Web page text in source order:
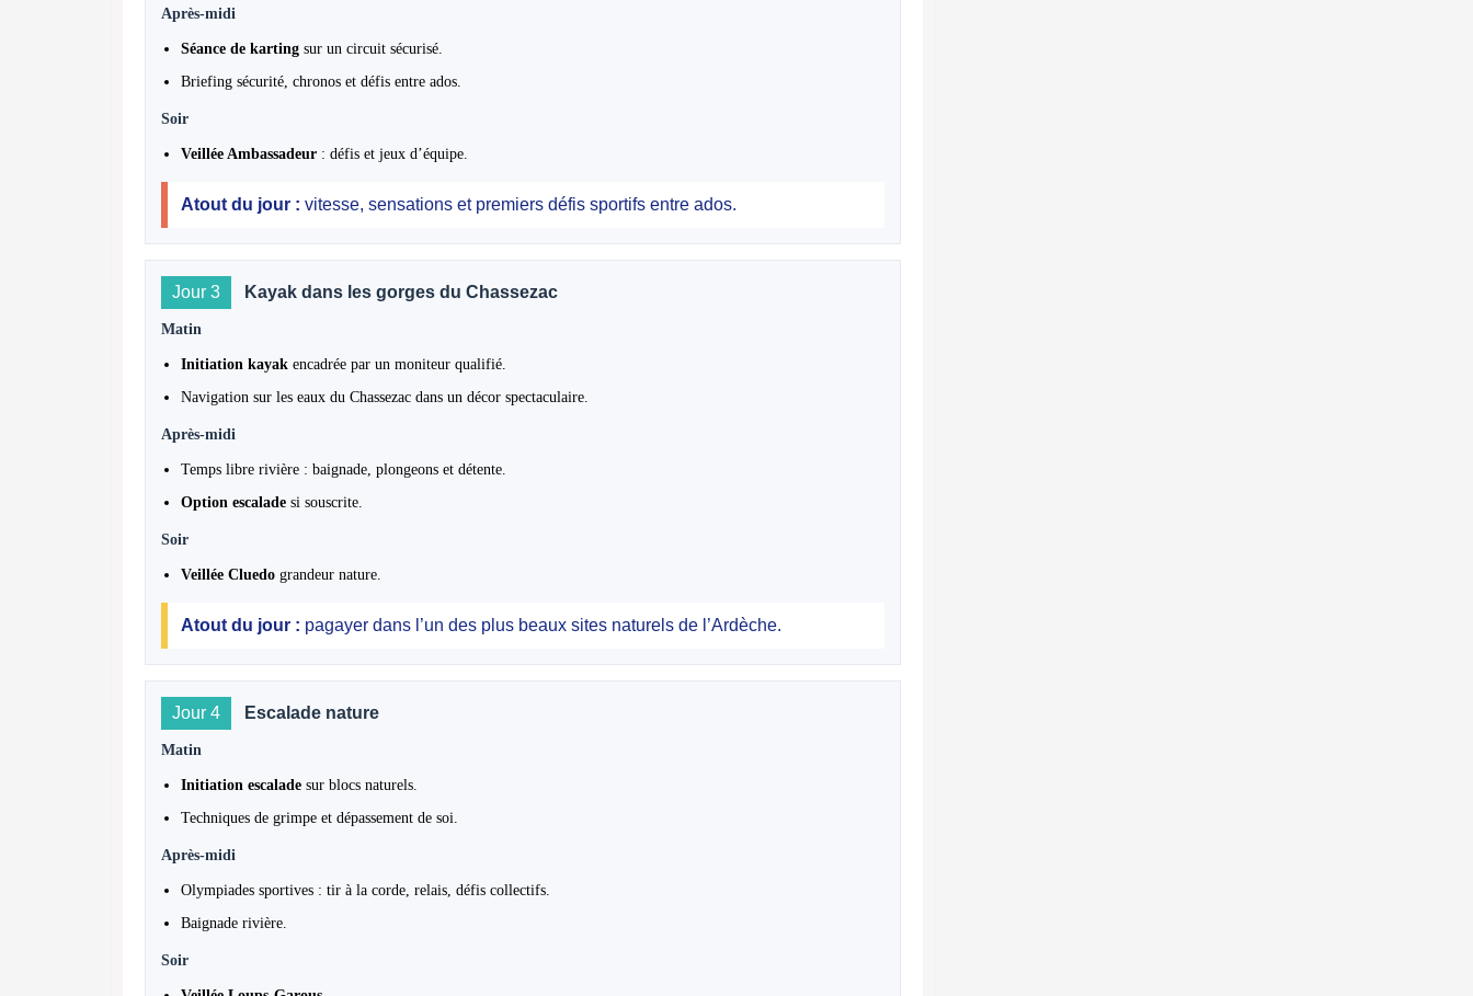
Après-midi
Séance de karting sur un circuit sécurisé.
Briefing sécurité, chronos et défis entre ados.
Soir
Veillée Ambassadeur : défis et jeux d’équipe.
Atout du jour : vitesse, sensations et premiers défis sportifs entre ados.
Jour 3 Kayak dans les gorges du Chassezac
Matin
Initiation kayak encadrée par un moniteur qualifié.
Navigation sur les eaux du Chassezac dans un décor spectaculaire.
Après-midi
Temps libre rivière : baignade, plongeons et détente.
Option escalade si souscrite.
Soir
Veillée Cluedo grandeur nature.
Atout du jour : pagayer dans l’un des plus beaux sites naturels de l’Ardèche.
Jour 4 Escalade nature
Matin
Initiation escalade sur blocs naturels.
Techniques de grimpe et dépassement de soi.
Après-midi
Olympiades sportives : tir à la corde, relais, défis collectifs.
Baignade rivière.
Soir